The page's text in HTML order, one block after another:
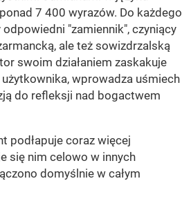
7 400 wyrazów. Do każdego
"zamiennik", czyniący
ale też sowizdrzalską
swoim działaniem zaskakuje
wprowadza uśmiech
do refleksji nad bogactwem
podłapuje coraz więcej
się nim celowo w innych
domyślnie w całym